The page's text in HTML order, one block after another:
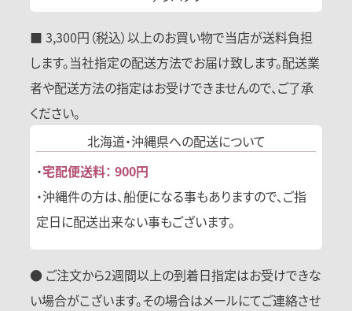
■ 3,300円（税込）以上のお買い物で当店が送料負担
します。当社指定の配送方法でお届け致します。配送業
者や配送方法の指定はお受けできませんので、ご了承
ください。
北海道・沖縄県への配送について
・宅配便送料： 900円
・沖縄件の方は、船便になる事もありますので、ご指
定日に配送出来ない事もございます。
● ご注文から2週間以上の到着日指定はお受けできな
い場合がこざいます。その場合はメールにてご連絡させ